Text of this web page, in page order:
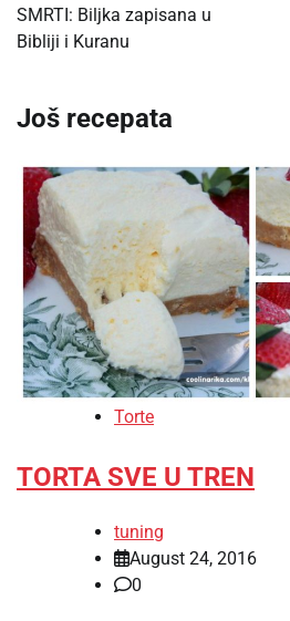
SMRTI: Biljka zapisana u
Bibliji i Kuranu
Još recepata
Torte
TORTA SVE U TREN
tuning
August 24, 2016
0